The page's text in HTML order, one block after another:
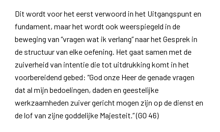
Dit wordt voor het eerst verwoord in het Uitgangspunt en
fundament, maar het wordt ook weerspiegeld in de
beweging van “vragen wat ik verlang” naar het Gesprek in
de structuur van elke oefening. Het gaat samen met de
zuiverheid van intentie die tot uitdrukking komt in het
voorbereidend gebed: “God onze Heer de genade vragen
dat al mijn bedoelingen, daden en geestelijke
werkzaamheden zuiver gericht mogen zijn op de dienst en
de lof van zijne goddelijke Majesteit.” (GO 46)